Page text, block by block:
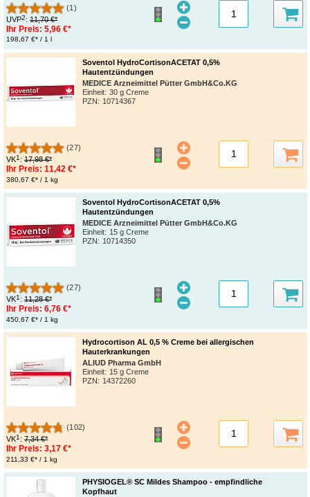
(1)
UVP2: 11,70 €*
Ihr Preis: 5,96 €*
198,67 €* / 1 l
Soventol HydroCortisonACETAT 0,5%
Hautentzündungen
MEDICE Arzneimittel Pütter GmbH&Co.KG
Einheit: 30 g Creme
PZN: 10714367
(27)
VK1: 17,98 €*
Ihr Preis: 11,42 €*
380,67 €* / 1 kg
Soventol HydroCortisonACETAT 0,5%
Hautentzündungen
MEDICE Arzneimittel Pütter GmbH&Co.KG
Einheit: 15 g Creme
PZN: 10714350
(27)
VK1: 11,28 €*
Ihr Preis: 6,76 €*
450,67 €* / 1 kg
Hydrocortison AL 0,5 % Creme bei allergischen
Hauterkrankungen
ALIUD Pharma GmbH
Einheit: 15 g Creme
PZN: 14372260
(102)
VK1: 7,34 €*
Ihr Preis: 3,17 €*
211,33 €* / 1 kg
PHYSIOGEL® SC Mildes Shampoo - empfindliche
Kopfhaut